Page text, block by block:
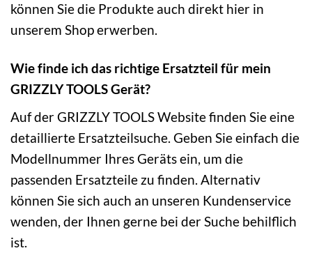
können Sie die Produkte auch direkt hier in
unserem Shop erwerben.
Wie finde ich das richtige Ersatzteil für mein
GRIZZLY TOOLS Gerät?
Auf der GRIZZLY TOOLS Website finden Sie eine
detaillierte Ersatzteilsuche. Geben Sie einfach die
Modellnummer Ihres Geräts ein, um die
passenden Ersatzteile zu finden. Alternativ
können Sie sich auch an unseren Kundenservice
wenden, der Ihnen gerne bei der Suche behilflich
ist.